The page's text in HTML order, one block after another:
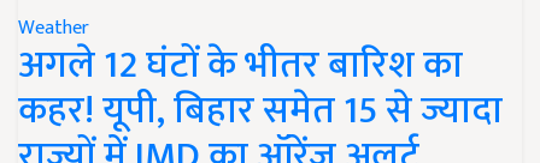
Weather
अगले 12 घंटों के भीतर बारिश का
कहर! यूपी, बिहार समेत 15 से ज्यादा